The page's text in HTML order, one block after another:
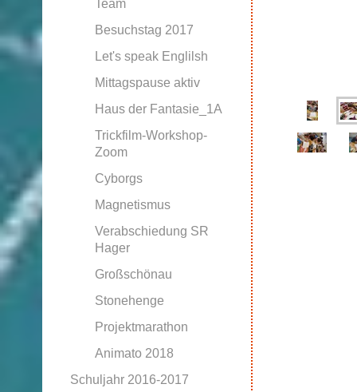
Team
Besuchstag 2017
Let's speak Englilsh
Mittagspause aktiv
Haus der Fantasie_1A
Trickfilm-Workshop-
Zoom
Cyborgs
Magnetismus
Verabschiedung SR
Hager
Großschönau
Stonehenge
Projektmarathon
Animato 2018
Schuljahr 2016-2017